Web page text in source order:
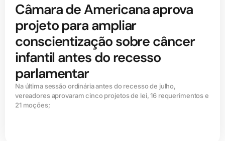
Câmara de Americana aprova
projeto para ampliar
conscientização sobre câncer
infantil antes do recesso
parlamentar
Na última sessão ordinária antes do recesso de julho,
vereadores aprovaram cinco projetos de lei, 16 requerimentos e
21 moções;